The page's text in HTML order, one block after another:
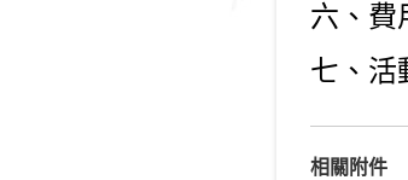
六、費
七、活
相關附件